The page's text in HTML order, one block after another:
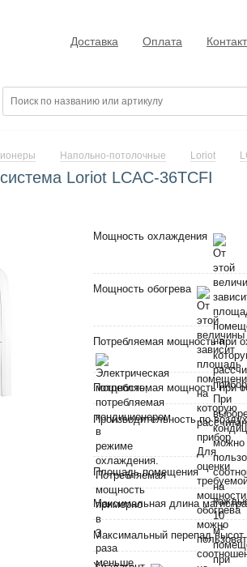
Доставка Оплата
Напольно-потолочные Loriot
Loriot LCAC-36TCFI
Мощность охлаждения
Мощность обогрева
Потребляемая мощность при
Потребляемая мощность при
Производительность по
Площадь помещения
Максимальная длина
Максимальный перепад высот